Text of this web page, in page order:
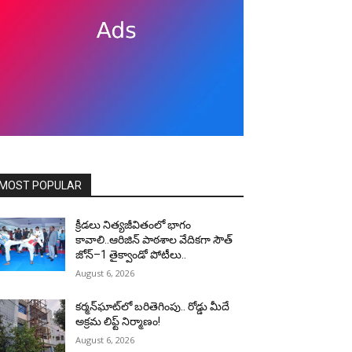
POPULAR
క్రీడలు నిత్యజీవితంలో భాగం
కావాలి..ఆరిజిన్ పాఠశాల వేదికగా సౌత్
జోన్–1 తైక్వాండో పోటీలు..
August 6, 2026
కర్మన్‌ఘాట్‌లో బరితెగింపు.. రోడ్డు మీదే
అక్రమ లిఫ్ట్ నిర్మాణం!
August 6, 2026